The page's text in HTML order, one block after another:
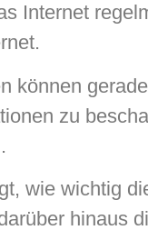
Internet
können
zu
wie wichtig
hinaus